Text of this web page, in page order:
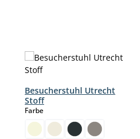
Besucherstuhl Utrecht
Stoff
Farbeauswählen